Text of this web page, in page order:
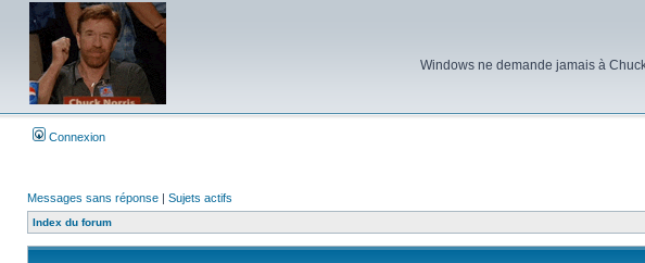
Windows ne demande jamais à
Connexion
Messages sans réponse | Sujets actifs
Index du forum